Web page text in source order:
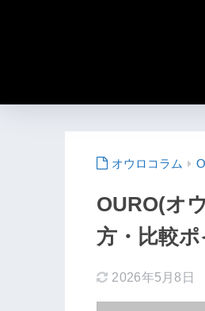
OURO(オ
方・比較
2026年5月8日